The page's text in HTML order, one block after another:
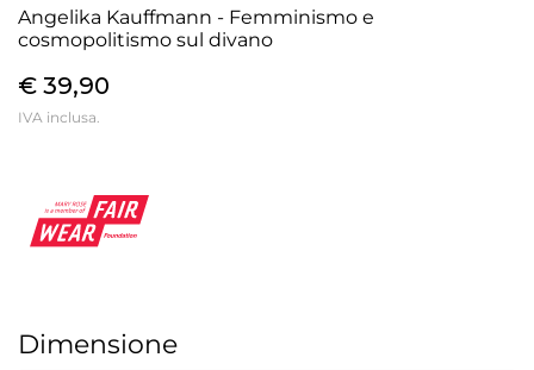
Angelika Kauffmann - Femminismo e
cosmopolitismo sul divano
€ 39,90
IVA inclusa.
Dimensione